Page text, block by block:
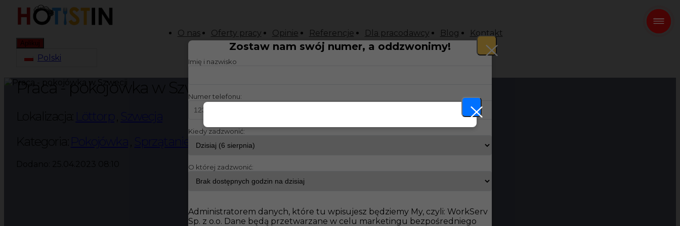
O nas Oferty pracy Opinie Referencje Dla pracodawcy Blog Kontakt
Aplikuj
Polski
Zostaw nam swój numer, a oddzwonimy!
Imię i nazwisko
Numer telefonu:
Kiedy zadzwonić:
O której zadzwonić:
Administratorem danych, które tu wpisujesz będziemy My, czyli: WorkServ
Sp. z o.o. Dane będą przetwarzane w celu marketingu bezpośredniego